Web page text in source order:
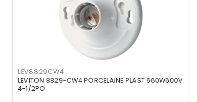
LEV8829CW4
LEVITON 8829-CW4 PORCELAINE PLAST 660W600V
4-1/2PO